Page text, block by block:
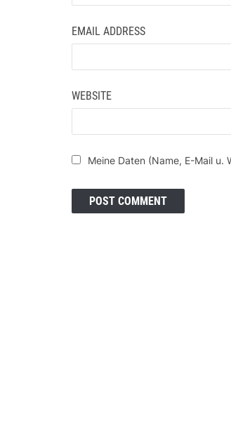
EMAIL ADDRESS
WEBSITE
Meine Daten (Name, E-Mail u.